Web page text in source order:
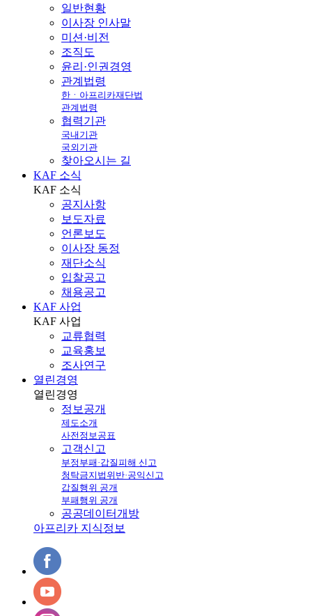
일반현황
이사장 인사말
미션·비전
조직도
윤리·인권경영
관계법령
한ㆍ아프리카재단법
관계법령
협력기관
국내기관
국외기관
찾아오시는 길
KAF 소식
KAF 소식
공지사항
보도자료
언론보도
이사장 동정
재단소식
입찰공고
채용공고
KAF 사업
KAF 사업
교류협력
교육홍보
조사연구
열린경영
열린경영
정보공개
제도소개
사전정보공표
고객신고
부정부패·갑질피해 신고
청탁금지법위반·공익신고
갑질행위 공개
부패행위 공개
공공데이터개방
아프리카 지식정보